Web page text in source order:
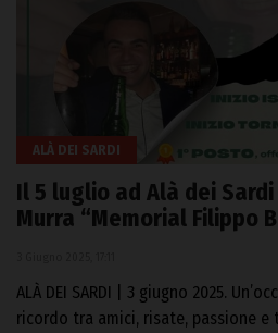
ALÀ DEI SARDI
Il 5 luglio ad Alà dei
Murra “Memorial Filippo
ALÀ DEI SARDI | 3 giugno 2025.
ricordo tra amici, risate, passione